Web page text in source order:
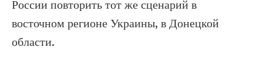
России повторить тот же сценарий в
восточном регионе Украины, в Донецкой
области.